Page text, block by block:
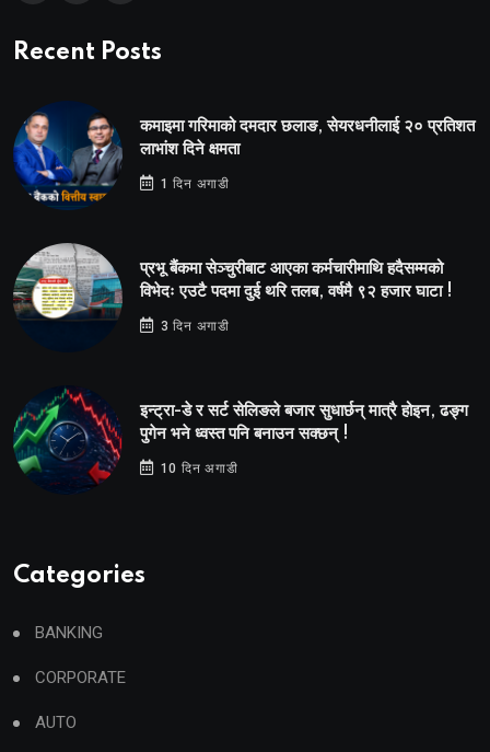
Recent Posts
कमाइमा गरिमाको दमदार छलाङ, सेयरधनीलाई २० प्रतिशत
लाभांश दिने क्षमता
1 दिन अगाडी
प्रभू बैंकमा सेञ्चुरीबाट आएका कर्मचारीमाथि हदैसम्मको
विभेदः एउटै पदमा दुई थरि तलब, वर्षमै ९२ हजार घाटा !
3 दिन अगाडी
इन्ट्रा-डे र सर्ट सेलिङले बजार सुधार्छन् मात्रै होइन, ढङ्ग
पुगेन भने ध्वस्त पनि बनाउन सक्छन् !
10 दिन अगाडी
Categories
BANKING
CORPORATE
AUTO